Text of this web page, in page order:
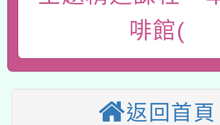
用水績優單位及節水達
桃園市孔廟祈福系列
開 智慧啟航」
本校115學年度第2次
招)
適應運動共學行動站研
本館辦理115年度閱讀
暨閱讀推動專業研習
科技賦能─人工智慧
啡館(
返回首頁